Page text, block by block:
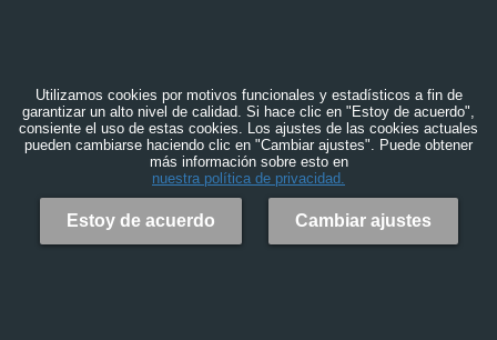
Utilizamos cookies por motivos funcionales y estadísticos a fin de
garantizar un alto nivel de calidad. Si hace clic en "Estoy de acuerdo",
consiente el uso de estas cookies. Los ajustes de las cookies actuales
pueden cambiarse haciendo clic en "Cambiar ajustes". Puede obtener
más información sobre esto en
nuestra política de privacidad.
Estoy de acuerdo Cambiar ajustes